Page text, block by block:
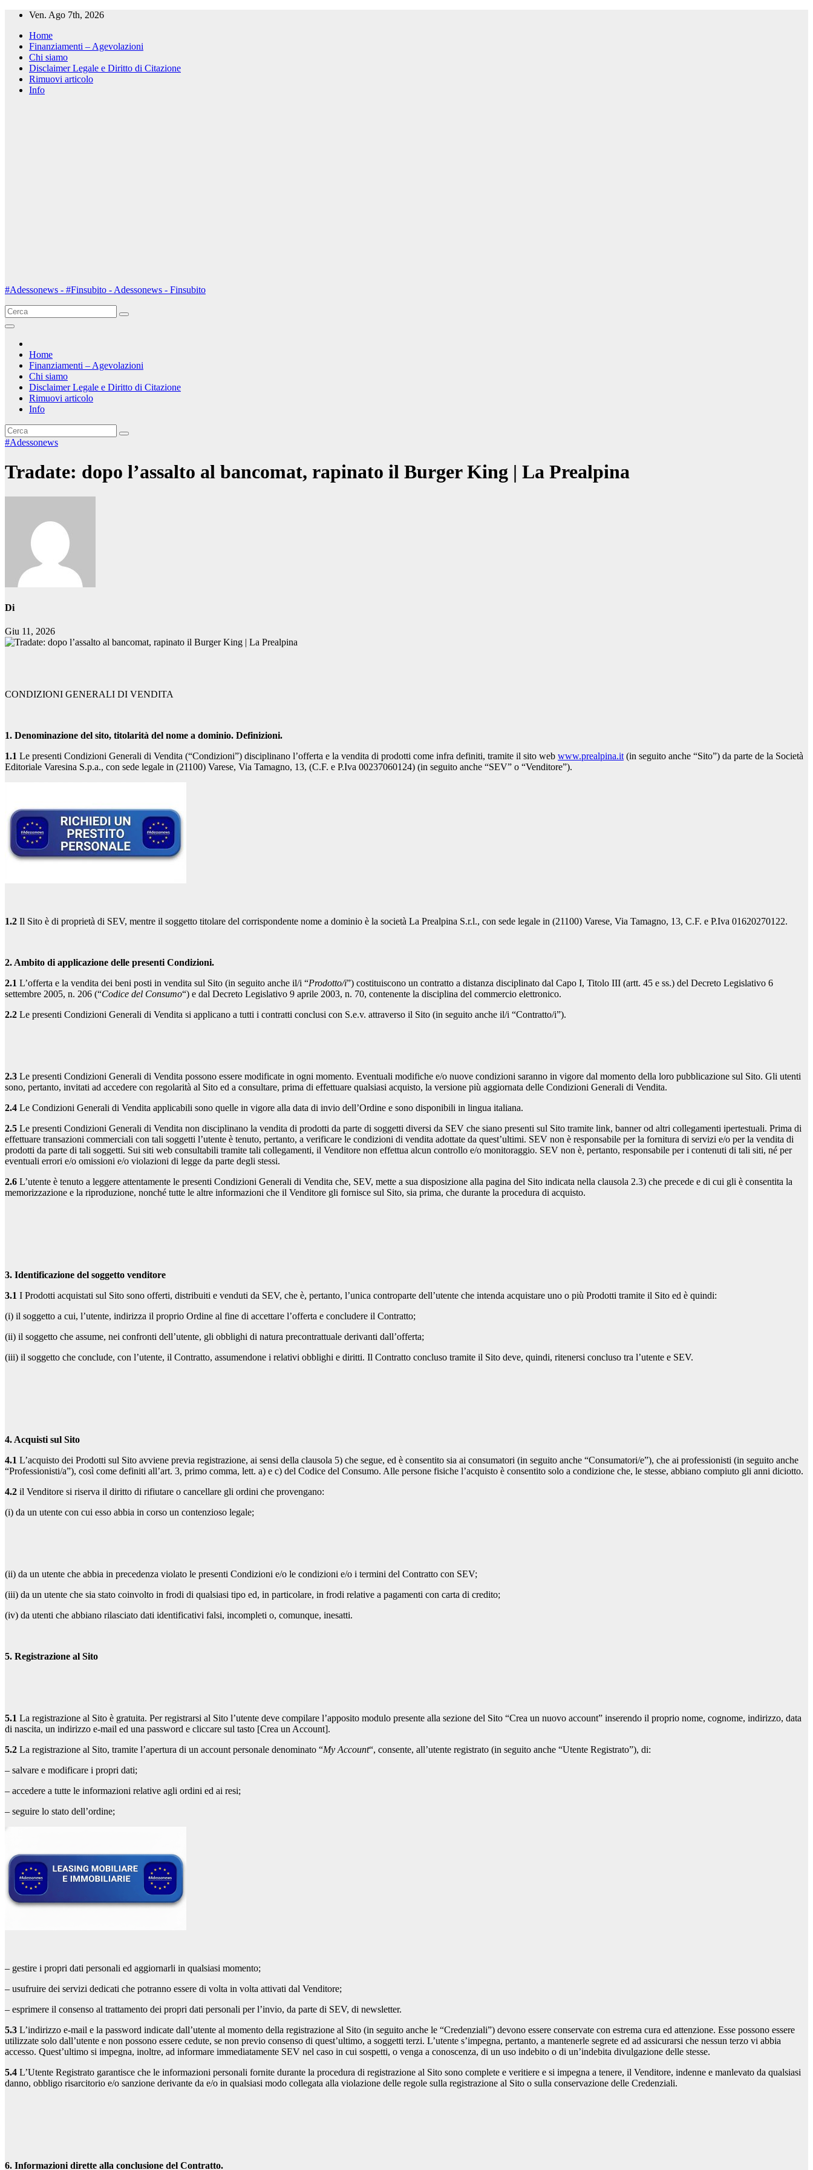
Salta
contenuto
Ven. Ago 7th, 2026
Home
Finanziamenti – Agevolazioni
Chi siamo
Disclaimer Legale e Diritto di Citazione
Rimuovi articolo
Info
#Adessonews - #Finsubito - Adessonews - Finsubito
Home
Finanziamenti – Agevolazioni
Chi siamo
Disclaimer Legale e Diritto di Citazione
Rimuovi articolo
Info
#Adessonews
Tradate: dopo l’assalto al bancomat, rapinato il Burger King | La Prealpina
Di
Giu 11, 2026
CONDIZIONI GENERALI DI VENDITA
1. Denominazione del sito, titolarità del nome a dominio. Definizioni.
1.1 Le presenti Condizioni Generali di Vendita (“Condizioni”) disciplinano l’offerta e la vendita di prodotti come infra definiti, tramite il sito web www.prealpina.it(in seguito anche “Sito”) da parte de la Società
Editoriale Varesina S.p.a., con sede legale in (21100) Varese, Via Tamagno, 13, (C.F. e P.Iva 00237060124) (in seguito anche “SEV” o “Venditore”).
1.2 Il Sito è di proprietà di SEV, mentre il soggetto titolare del corrispondente nome a dominio è la società La Prealpina S.r.l., con sede legale in (21100) Varese, Via Tamagno, 13, C.F. e P.Iva 01620270122.
2. Ambito di applicazione delle presenti Condizioni.
2.1 L’offerta e la vendita dei beni posti in vendita sul Sito (in seguito anche il/i “Prodotto/i”) costituiscono un contratto a distanza disciplinato dal Capo I, Titolo III (artt. 45 e ss.) del Decreto Legislativo 6
settembre 2005, n. 206 (“Codice del Consumo“) e dal Decreto Legislativo 9 aprile 2003, n. 70, contenente la disciplina del commercio elettronico.
2.2 Le presenti Condizioni Generali di Vendita si applicano a tutti i contratti conclusi con S.e.v. attraverso il Sito (in seguito anche il/i “Contratto/i”).
2.3 Le presenti Condizioni Generali di Vendita possono essere modificate in ogni momento. Eventuali modifiche e/o nuove condizioni saranno in vigore dal momento della loro pubblicazione sul Sito. Gli utenti
sono, pertanto, invitati ad accedere con regolarità al Sito ed a consultare, prima di effettuare qualsiasi acquisto, la versione più aggiornata delle Condizioni Generali di Vendita.
2.4 Le Condizioni Generali di Vendita applicabili sono quelle in vigore alla data di invio dell’Ordine e sono disponibili in lingua italiana.
2.5 Le presenti Condizioni Generali di Vendita non disciplinano la vendita di prodotti da parte di soggetti diversi da SEV che siano presenti sul Sito tramite link, banner od altri collegamenti ipertestuali. Prima di
effettuare transazioni commerciali con tali soggetti l’utente è tenuto, pertanto, a verificare le condizioni di vendita adottate da quest’ultimi. SEV non è responsabile per la fornitura di servizi e/o per la vendita di
prodotti da parte di tali soggetti. Sui siti web consultabili tramite tali collegamenti, il Venditore non effettua alcun controllo e/o monitoraggio. SEV non è, pertanto, responsabile per i contenuti di tali siti, né per
eventuali errori e/o omissioni e/o violazioni di legge da parte degli stessi.
2.6 L’utente è tenuto a leggere attentamente le presenti Condizioni Generali di Vendita che, SEV, mette a sua disposizione alla pagina del Sito indicata nella clausola 2.3) che precede e di cui gli è consentita la
memorizzazione e la riproduzione, nonché tutte le altre informazioni che il Venditore gli fornisce sul Sito, sia prima, che durante la procedura di acquisto.
3. Identificazione del soggetto venditore
3.1 I Prodotti acquistati sul Sito sono offerti, distribuiti e venduti da SEV, che è, pertanto, l’unica controparte dell’utente che intenda acquistare uno o più Prodotti tramite il Sito ed è quindi:
(i) il soggetto a cui, l’utente, indirizza il proprio Ordine al fine di accettare l’offerta e concludere il Contratto;
(ii) il soggetto che assume, nei confronti dell’utente, gli obblighi di natura precontrattuale derivanti dall’offerta;
(iii) il soggetto che conclude, con l’utente, il Contratto, assumendone i relativi obblighi e diritti. Il Contratto concluso tramite il Sito deve, quindi, ritenersi concluso tra l’utente e SEV.
4. Acquisti sul Sito
4.1 L’acquisto dei Prodotti sul Sito avviene previa registrazione, ai sensi della clausola 5) che segue, ed è consentito sia ai consumatori (in seguito anche “Consumatori/e”), che ai professionisti (in seguito anche
“Professionisti/a”), così come definiti all’art. 3, primo comma, lett. a) e c) del Codice del Consumo. Alle persone fisiche l’acquisto è consentito solo a condizione che, le stesse, abbiano compiuto gli anni diciotto.
4.2 il Venditore si riserva il diritto di rifiutare o cancellare gli ordini che provengano:
(i) da un utente con cui esso abbia in corso un contenzioso legale;
(ii) da un utente che abbia in precedenza violato le presenti Condizioni e/o le condizioni e/o i termini del Contratto con SEV;
(iii) da un utente che sia stato coinvolto in frodi di qualsiasi tipo ed, in particolare, in frodi relative a pagamenti con carta di credito;
(iv) da utenti che abbiano rilasciato dati identificativi falsi, incompleti o, comunque, inesatti.
5. Registrazione al Sito
5.1 La registrazione al Sito è gratuita. Per registrarsi al Sito l’utente deve compilare l’apposito modulo presente alla sezione del Sito “Crea un nuovo account” inserendo il proprio nome, cognome, indirizzo, data
di nascita, un indirizzo e-mail ed una password e cliccare sul tasto [Crea un Account].
5.2 La registrazione al Sito, tramite l’apertura di un account personale denominato “My Account“, consente, all’utente registrato (in seguito anche “Utente Registrato”), di:
– salvare e modificare i propri dati;
– accedere a tutte le informazioni relative agli ordini ed ai resi;
– seguire lo stato dell’ordine;
– gestire i propri dati personali ed aggiornarli in qualsiasi momento;
– usufruire dei servizi dedicati che potranno essere di volta in volta attivati dal Venditore;
– esprimere il consenso al trattamento dei propri dati personali per l’invio, da parte di SEV, di newsletter.
5.3 L’indirizzo e-mail e la password indicate dall’utente al momento della registrazione al Sito (in seguito anche le “Credenziali”) devono essere conservate con estrema cura ed attenzione. Esse possono essere
utilizzate solo dall’utente e non possono essere cedute, se non previo consenso di quest’ultimo, a soggetti terzi. L’utente s’impegna, pertanto, a mantenerle segrete ed ad assicurarsi che nessun terzo vi abbia
accesso. Quest’ultimo si impegna, inoltre, ad informare immediatamente SEV nel caso in cui sospetti, o venga a conoscenza, di un uso indebito o di un’indebita divulgazione delle stesse.
5.4 L’Utente Registrato garantisce che le informazioni personali fornite durante la procedura di registrazione al Sito sono complete e veritiere e si impegna a tenere, il Venditore, indenne e manlevato da qualsiasi
danno, obbligo risarcitorio e/o sanzione derivante da e/o in qualsiasi modo collegata alla violazione delle regole sulla registrazione al Sito o sulla conservazione delle Credenziali.
6. Informazioni dirette alla conclusione del Contratto.